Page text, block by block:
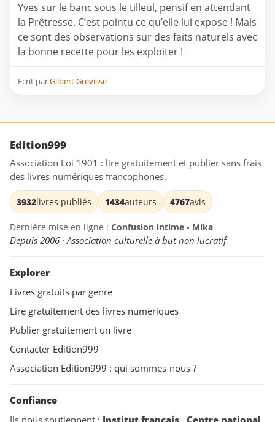
Yves sur le banc sous le tilleul, pensif en attendant
la Prêtresse. C’est pointu ce qu’elle lui expose ! Mais
ce sont des observations sur des faits naturels avec
la bonne recette pour les exploiter !
Ecrit parGilbert Grevisse
Edition999
Association Loi 1901 : lire gratuitement et publier sans frais
des livres numériques francophones.
3932livres publiés 1434auteurs 4767avis
Dernière mise en ligne : Confusion intime - Mika
Depuis 2006 · Association culturelle à but non lucratif
Explorer
Livres gratuits par genre
Lire gratuitement des livres numériques
Publier gratuitement un livre
Contacter Edition999
Association Edition999 : qui sommes-nous ?
Confiance